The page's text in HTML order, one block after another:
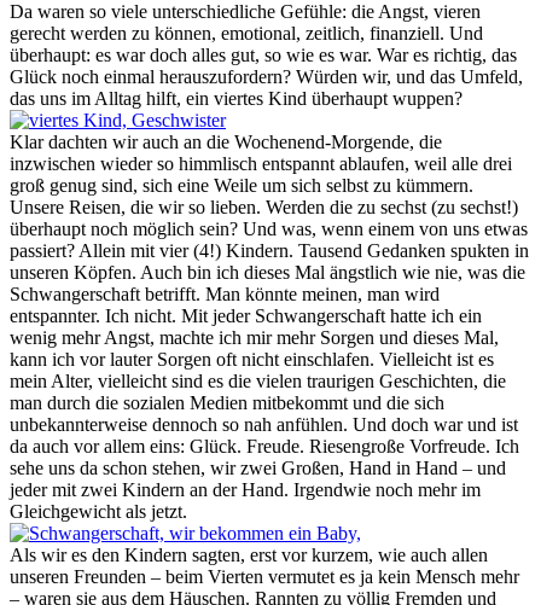
Da waren so viele unterschiedliche Gefühle: die Angst, vieren
gerecht werden zu können, emotional, zeitlich, finanziell. Und
überhaupt: es war doch alles gut, so wie es war. War es richtig, das
Glück noch einmal herauszufordern? Würden wir, und das Umfeld,
das uns im Alltag hilft, ein viertes Kind überhaupt wuppen?
Klar dachten wir auch an die Wochenend-Morgende, die
inzwischen wieder so himmlisch entspannt ablaufen, weil alle drei
groß genug sind, sich eine Weile um sich selbst zu kümmern.
Unsere Reisen, die wir so lieben. Werden die zu sechst (zu sechst!)
überhaupt noch möglich sein? Und was, wenn einem von uns etwas
passiert? Allein mit vier (4!) Kindern. Tausend Gedanken spukten in
unseren Köpfen. Auch bin ich dieses Mal ängstlich wie nie, was die
Schwangerschaft betrifft. Man könnte meinen, man wird
entspannter. Ich nicht. Mit jeder Schwangerschaft hatte ich ein
wenig mehr Angst, machte ich mir mehr Sorgen und dieses Mal,
kann ich vor lauter Sorgen oft nicht einschlafen. Vielleicht ist es
mein Alter, vielleicht sind es die vielen traurigen Geschichten, die
man durch die sozialen Medien mitbekommt und die sich
unbekannterweise dennoch so nah anfühlen. Und doch war und ist
da auch vor allem eins: Glück. Freude. Riesengroße Vorfreude. Ich
sehe uns da schon stehen, wir zwei Großen, Hand in Hand – und
jeder mit zwei Kindern an der Hand. Irgendwie noch mehr im
Gleichgewicht als jetzt.
Als wir es den Kindern sagten, erst vor kurzem, wie auch allen
unseren Freunden – beim Vierten vermutet es ja kein Mensch mehr
– waren sie aus dem Häuschen. Rannten zu völlig Fremden und